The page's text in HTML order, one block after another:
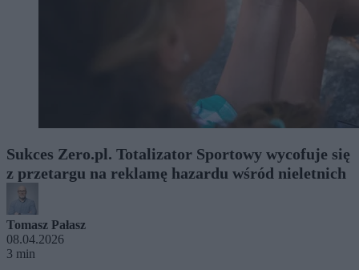
Sukces Zero.pl. Totalizator Sportowy wycofuje się
z przetargu na reklamę hazardu wśród nieletnich
Tomasz Pałasz
08.04.2026
3 min